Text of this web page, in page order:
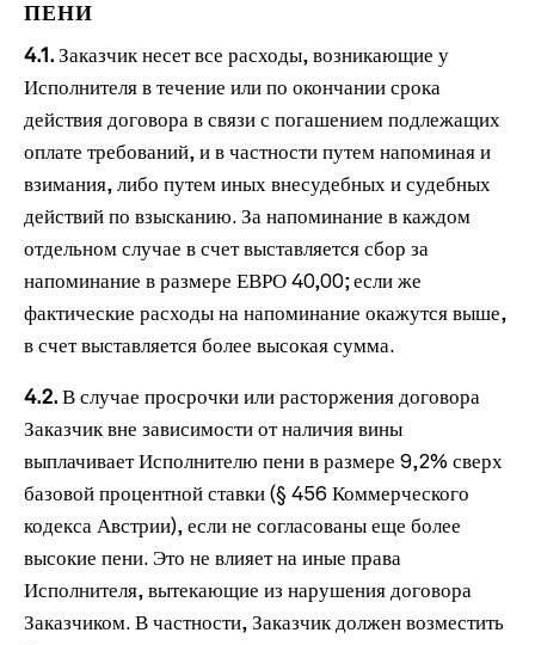
ПЕНИ
4.1. Заказчик несет все расходы, возникающие у
Исполнителя в течение или по окончании срока
действия договора в связи с погашением подлежащих
оплате требований, и в частности путем напоминая и
взимания, либо путем иных внесудебных и судебных
действий по взысканию. За напоминание в каждом
отдельном случае в счет выставляется сбор за
напоминание в размере ЕВРО 40,00; если же
фактические расходы на напоминание окажутся выше,
в счет выставляется более высокая сумма.
4.2. В случае просрочки или расторжения договора
Заказчик вне зависимости от наличия вины
выплачивает Исполнителю пени в размере 9,2% сверх
базовой процентной ставки (§ 456 Коммерческого
кодекса Австрии), если не согласованы еще более
высокие пени. Это не влияет на иные права
Исполнителя, вытекающие из нарушения договора
Заказчиком. В частности, Заказчик должен возместить